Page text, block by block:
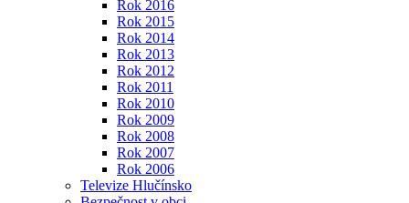
Rok 2016
Rok 2015
Rok 2014
Rok 2013
Rok 2012
Rok 2011
Rok 2010
Rok 2009
Rok 2008
Rok 2007
Rok 2006
Televize Hlučínsko